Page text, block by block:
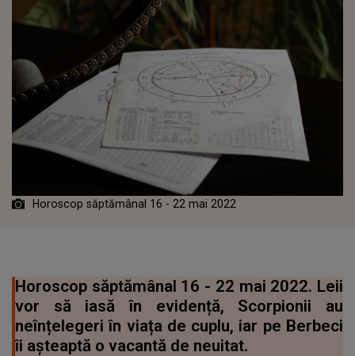
Horoscop săptămânal 16 - 22 mai 2022
Horoscop săptămânal 16 - 22 mai 2022. Leii
vor să iasă în evidență, Scorpionii au
neînțelegeri în viața de cuplu, iar pe Berbeci
îi așteaptă o vacantă de neuitat.